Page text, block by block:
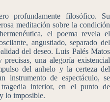
profundamente filosófico. Su
meditación sobre la condición
el poema revela el
angustiado, separado del
del deseo. Luis Palés Matos
una alegoría existencial
del anhelo y la certeza del
instrumento de espectáculo, se
interior, en el punto de
lo imposible.